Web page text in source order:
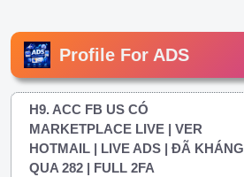
Profile For ADS
H9. ACC FB US CÓ
MARKETPLACE LIVE | VER
HOTMAIL | LIVE ADS | ĐÃ KHÁNG
QUA 282 | FULL 2FA